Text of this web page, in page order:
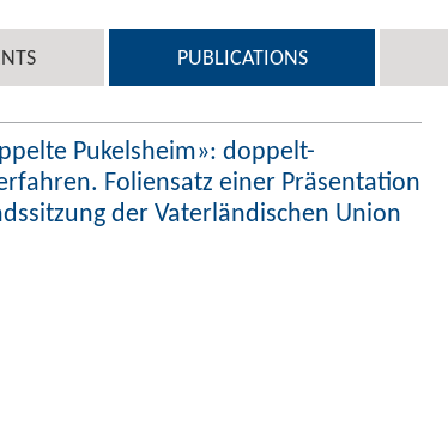
PUBLICATIONS
Pukelsheim»: doppelt-
Foliensatz einer Präsentation
der Vaterländischen Union